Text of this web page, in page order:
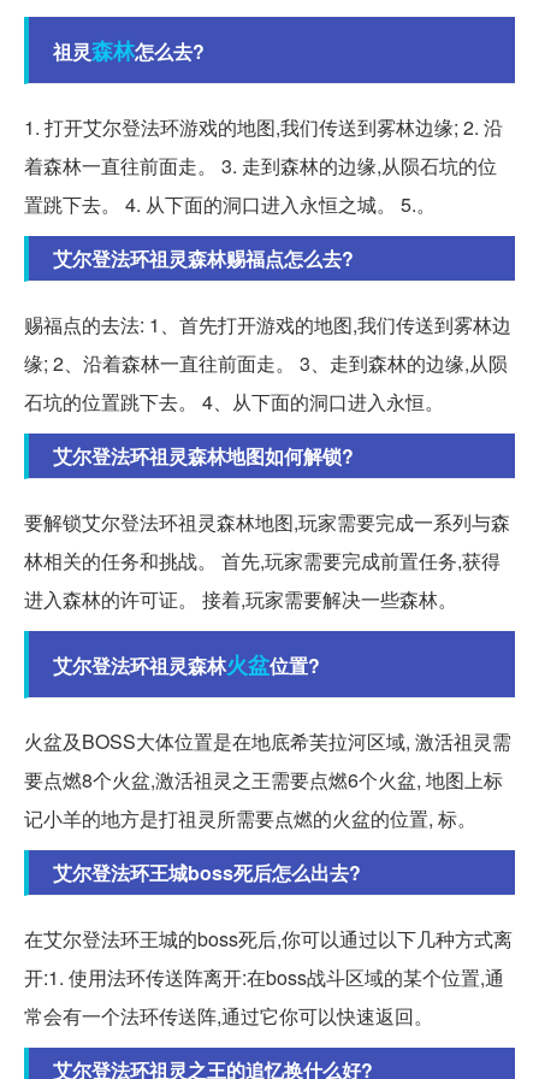
祖灵森林怎么去?
1. 打开艾尔登法环游戏的地图,我们传送到雾林边缘; 2. 沿
着森林一直往前面走。 3. 走到森林的边缘,从陨石坑的位
置跳下去。 4. 从下面的洞口进入永恒之城。 5.。
艾尔登法环祖灵森林赐福点怎么去?
赐福点的去法: 1、首先打开游戏的地图,我们传送到雾林边
缘; 2、沿着森林一直往前面走。 3、走到森林的边缘,从陨
石坑的位置跳下去。 4、从下面的洞口进入永恒。
艾尔登法环祖灵森林地图如何解锁?
要解锁艾尔登法环祖灵森林地图,玩家需要完成一系列与森
林相关的任务和挑战。 首先,玩家需要完成前置任务,获得
进入森林的许可证。 接着,玩家需要解决一些森林。
艾尔登法环祖灵森林火盆位置?
火盆及BOSS大体位置是在地底希芙拉河区域, 激活祖灵需
要点燃8个火盆,激活祖灵之王需要点燃6个火盆, 地图上标
记小羊的地方是打祖灵所需要点燃的火盆的位置, 标。
艾尔登法环王城boss死后怎么出去?
在艾尔登法环王城的boss死后,你可以通过以下几种方式离
开:1. 使用法环传送阵离开:在boss战斗区域的某个位置,通
常会有一个法环传送阵,通过它你可以快速返回。
艾尔登法环祖灵之王的追忆换什么好?